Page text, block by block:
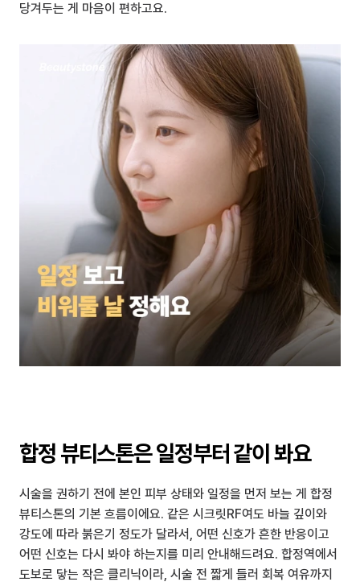
당겨두는 게 마음이 편하고요.
합정 뷰티스톤은 일정부터 같이 봐요
시술을 권하기 전에 본인 피부 상태와 일정을 먼저 보는 게 합정
뷰티스톤의 기본 흐름이에요. 같은 시크릿RF여도 바늘 깊이와
강도에 따라 붉은기 정도가 달라서, 어떤 신호가 흔한 반응이고
어떤 신호는 다시 봐야 하는지를 미리 안내해드려요. 합정역에서
도보로 닿는 작은 클리닉이라, 시술 전 짧게 들러 회복 여유까지